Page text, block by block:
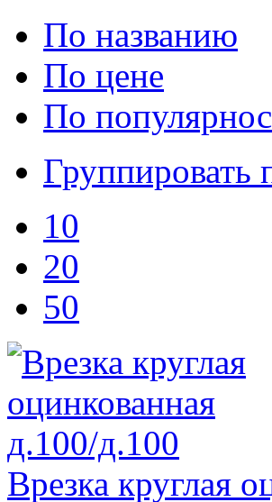
По названию
По цене
По
Группировать
10
20
50
Врезка круглая